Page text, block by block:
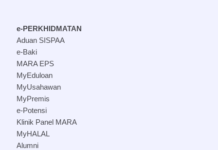
e-PERKHIDMATAN
Aduan SISPAA
e-Baki
MARA EPS
MyEduloan
MyUsahawan
MyPremis
e-Potensi
Klinik Panel MARA
MyHALAL
Alumni